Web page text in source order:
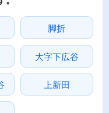
脚折
大字下広谷
上新田